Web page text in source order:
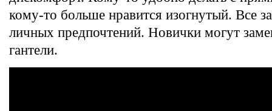
кому-то больше нравится изогнутый. Все
личных предпочтений. Новички могут
гантели.